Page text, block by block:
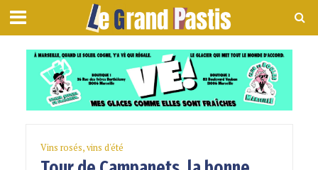
Vins rosés, vins d'été